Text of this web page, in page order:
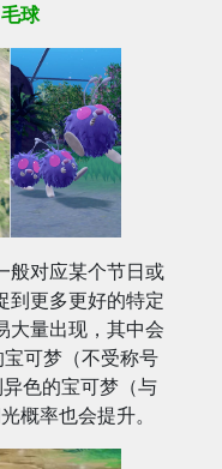
球
对应某个节日或
到更多更好的特定
大量出现，其中会
可梦（不受称号
色的宝可梦（与
概率也会提升。